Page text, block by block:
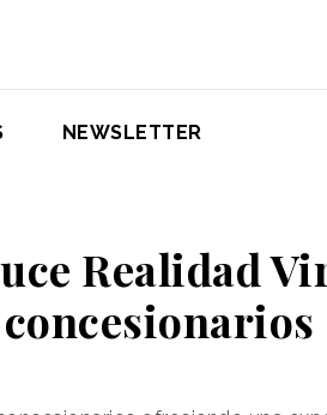
NEWSLETTER
Realidad
concesionarios